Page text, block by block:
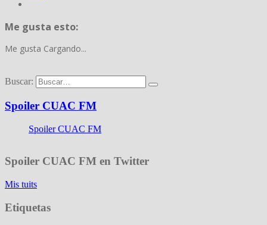
Me gusta esto:
Me gusta Cargando...
Buscar:
Spoiler CUAC FM
Spoiler CUAC FM
Spoiler CUAC FM en Twitter
Mis tuits
Etiquetas